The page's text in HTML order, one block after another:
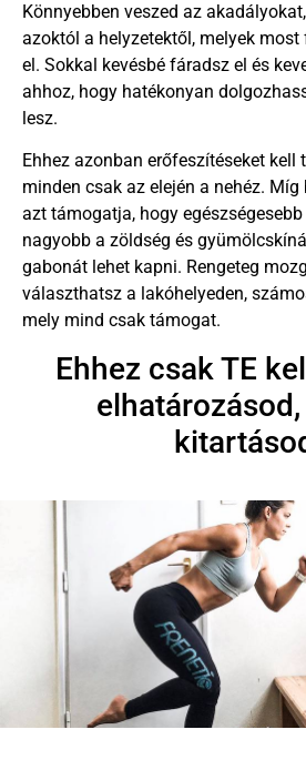
Könnyebben veszed az
azoktól a helyzetektől, melyek
el. Sokkal kevésbé fáradsz el és
ahhoz, hogy hatékonyan
lesz.
Ehhez azonban erőfeszítéseket kell
minden csak az elején a nehéz.
azt támogatja, hogy egészségesebb
nagyobb a zöldség és
gabonát lehet kapni. Rengeteg
választhatsz a lakóhelyeden,
mely mind csak támogat.
Ehhez csak TE